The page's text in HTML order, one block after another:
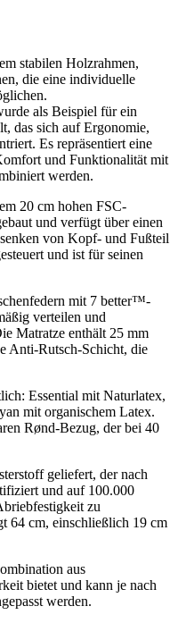
stabilen Holzrahmen,
die eine individuelle
als Beispiel für ein
das sich auf Ergonomie,
Es repräsentiert eine
und Funktionalität mit
werden.
20 cm hohen FSC-
und verfügt über einen
von Kopf- und Fußteil
und ist für seinen
mit 7 better™-
verteilen und
Matratze enthält 25 mm
Anti-Rutsch-Schicht, die
Essential mit Naturlatex,
mit organischem Latex.
Rønd-Bezug, der bei 40
geliefert, der nach
und auf 100.000
zu
64 cm, einschließlich 19 cm
aus
bietet und kann je nach
werden.